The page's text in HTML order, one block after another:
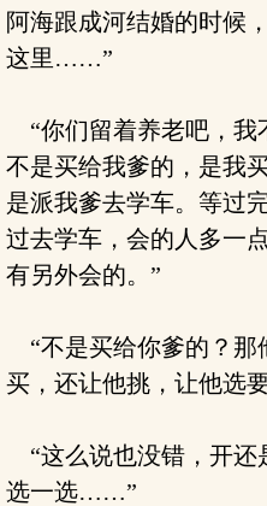
阿海跟成河结婚的时候
这里……”
“你们留着养老吧，我
不是买给我爹的，是我
是派我爹去学车。等过
过去学车，会的人多一
有另外会的。”
“不是买给你爹的？那
买，还让他挑，让他选
“这么说也没错，开还
选一选……”